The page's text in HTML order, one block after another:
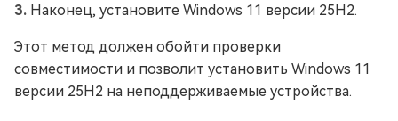
Наконец, установите Windows 11 версии 25H2.
Этот метод должен обойти проверки
совместимости и позволит установить Windows 11
версии 25H2 на неподдерживаемые устройства.